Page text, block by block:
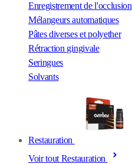
Enregistrement de l'occlusion
Mélangeurs automatiques
Pâtes diverses et polyether
Rétraction gingivale
Seringues
Solvants
Restauration
Voir tout Restauration